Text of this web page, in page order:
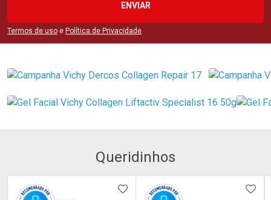
ENVIAR
Termos de uso e Política de Privacidade
Queridinhos
ADICIONAR AOS FAVORITOS